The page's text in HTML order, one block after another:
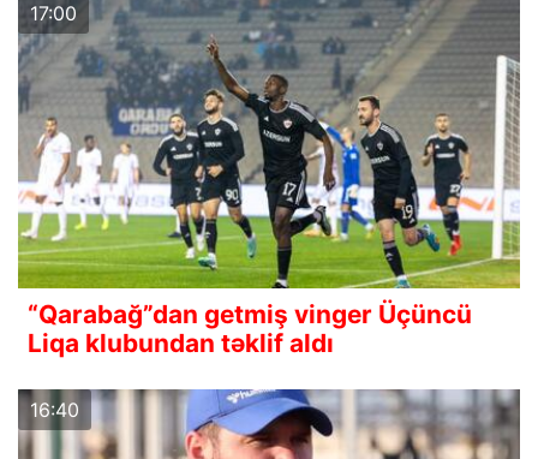
17:00
“Qarabağ”dan getmiş vinger Üçüncü
Liqa klubundan təklif aldı
16:40